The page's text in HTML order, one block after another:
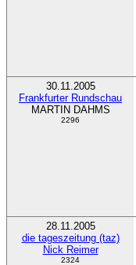
30.11.2005
Frankfurter Rundschau
MARTIN DAHMS
2296
28.11.2005
die tageszeitung (taz)
Nick Reimer
2324